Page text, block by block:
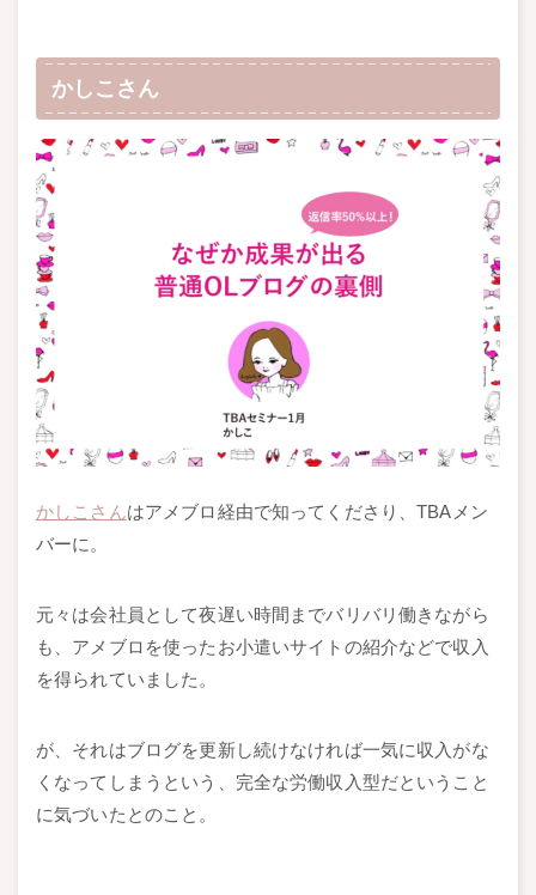
かしこさん
かしこさんはアメブロ経由で知ってくださり、TBAメン
バーに。
元々は会社員として夜遅い時間までバリバリ働きながら
も、アメブロを使ったお小遣いサイトの紹介などで収入
を得られていました。
が、それはブログを更新し続けなければ一気に収入がな
くなってしまうという、完全な労働収入型だということ
に気づいたとのこと。